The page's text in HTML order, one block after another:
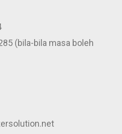
(bila-bila masa boleh